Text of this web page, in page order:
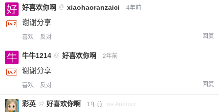
好喜欢你啊 @ xiaohaoranzaici 4年前
谢谢分享
喜欢 反对 回复
牛牛1214 @ 好喜欢你啊 2年前
谢谢分享
喜欢 反对 回复
彩英 @ 好喜欢你啊 1年前 via Android